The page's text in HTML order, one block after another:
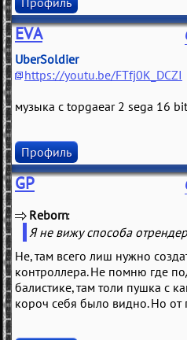
EVA
UberSoldier
https://youtu.be/FTfj0K_DCZI
музыка с topgaear 2 sega 16 bit
Профиль
GP
Reborn
Я не вижу способа
Не, там всего лиш нужно
контроллера. Не помню где
балистике, там толи пушка с
короч себя было видно. Но от